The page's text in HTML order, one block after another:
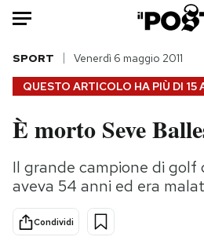
Auto
HOME
Italia
Politica
Internet
QUESTO ARTICOLO HA PIÙ DI 15
SPORT Venerdì 6 maggio 2011
È morto Seve
Il grande campione di
aveva 54 anni ed era
Condividi